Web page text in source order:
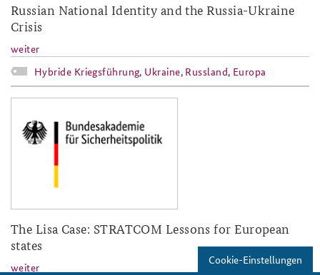
Russian National Identity and the Russia-Ukraine
Crisis
weiter
Hybride Kriegsführung, Ukraine, Russland, Europa
The Lisa Case: STRATCOM Lessons for European
states
weiter
Cookie-Einstellungen